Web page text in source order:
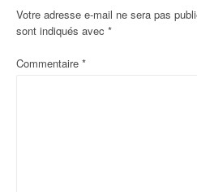
Votre adresse e-mail ne sera pas
sont indiqués avec *
Commentaire *